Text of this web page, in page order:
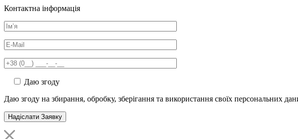
Контактна інформація
Даю згоду
Даю згоду на збирання, обробку, зберігання та використання своїх персональних